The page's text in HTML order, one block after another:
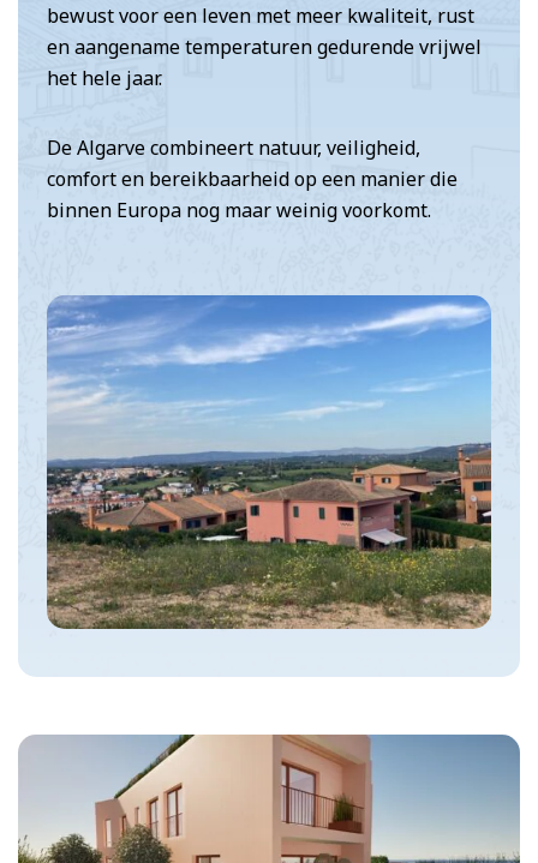
bewust voor een leven met meer kwaliteit, rust
en aangename temperaturen gedurende vrijwel
het hele jaar.
De Algarve combineert natuur, veiligheid,
comfort en bereikbaarheid op een manier die
binnen Europa nog maar weinig voorkomt.